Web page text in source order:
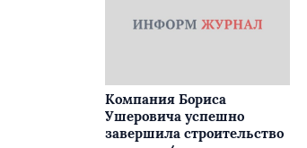
Компания Бориса
Ушеровича успешно
завершила строительство